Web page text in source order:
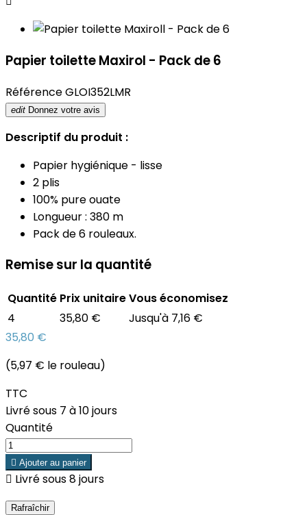
Papier toilette Maxirol - Pack de 6
RéférenceGLOI352LMR
edit Donnez votre avis
Descriptif du produit :
Papier hygiénique - lisse
2 plis
100% pure ouate
Longueur : 380 m
Pack de 6 rouleaux.
Remise sur la quantité
Quantité Prix unitaireVous économisez
4
35,80 €
Jusqu'à 7,16 €
35,80 €
(5,97 € le rouleau)
TTC
Livré sous 7 à 10 jours
Quantité
 Ajouter au panier
 Livré sous 8 jours